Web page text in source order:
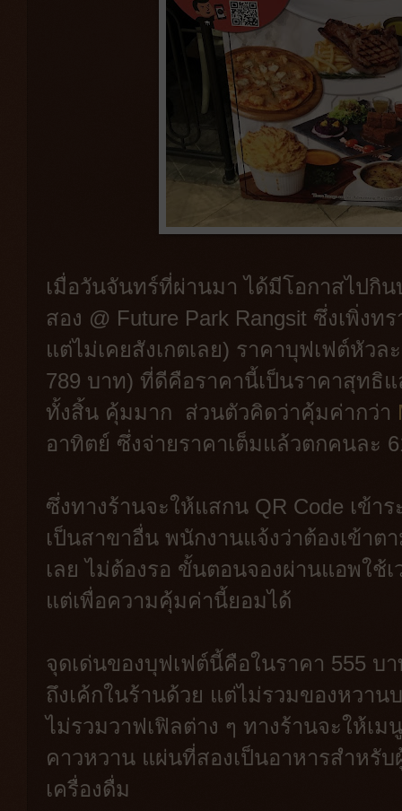
เมื่อวันจันทร์ที่ผ่านมา ได้มีโอกาสไปกิ
สอง @ Future Park Rangsit ซึ่งเพิ่ง
แต่ไม่เคยสังเกตเลย) ราคาบุฟเฟต์หัว
789 บาท) ที่ดีคือราคานี้เป็นราคาสุทธิ
ทั้งสิ้น คุ้มมาก ส่วนตัวคิดว่าคุ้มค่ากว่า
อาทิตย์ ซึ่งจ่ายราคาเต็มแล้วตกคนละ
ซึ่งทางร้านจะให้แสกน QR Code เข้า
เป็นสาขาอื่น พนักงานแจ้งว่าต้องเข้าต
เลย ไม่ต้องรอ ขั้นตอนจองผ่านแอพใช้
แต่เพื่อความคุ้มค่านี้ยอมได้
จุดเด่นของบุฟเฟต์นี้คือในราคา 555 บ
ถึงเค้กในร้านด้วย แต่ไม่รวมของหวาน
ไม่รวมวาฟเฟิลต่าง ๆ ทางร้านจะให้เ
คาวหวาน แผ่นที่สองเป็นอาหารสำหรั
เครื่องดื่ม